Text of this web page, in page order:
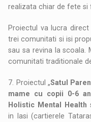
realizata chiar de fete si
Proiectul va lucra
trei comunitati si isi
sau sa revina la scoala.
comunitati traditionale
7. Proiectul „Satul
mame cu copii 0-6
Holistic Mental Health
in Iasi (cartierele